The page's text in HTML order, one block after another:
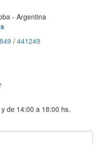
- Argentina
/ 441249
de 14:00 a 18:00 hs.